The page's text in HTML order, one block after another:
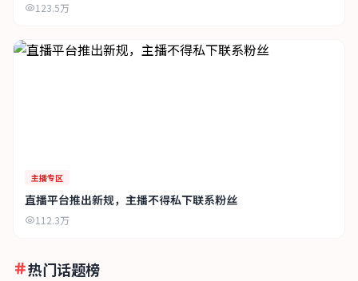
123.5万
主播专区
直播平台推出新规，主播不得私下联系粉丝
112.3万
热门话题榜